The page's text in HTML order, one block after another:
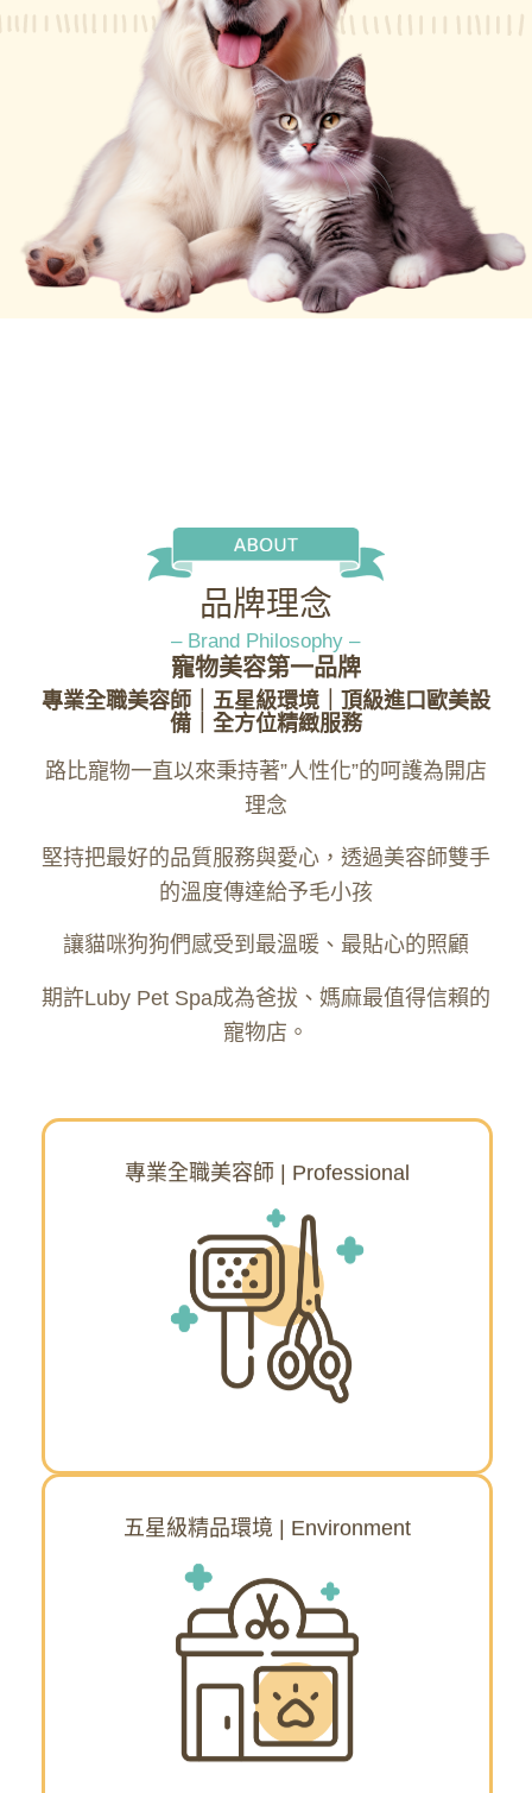
品牌理念
– Brand Philosophy –
寵物美容第一品牌
專業全職美容師｜五星級環境｜頂級進口歐美設
備｜全方位精緻服務
路比寵物一直以來秉持著”人性化”的呵護為開店
理念
堅持把最好的品質服務與愛心，透過美容師雙手
的溫度傳達給予毛小孩
讓貓咪狗狗們感受到最溫暖、最貼心的照顧
期許Luby Pet Spa成為爸拔、媽麻最值得信賴的
寵物店。
專業全職美容師 | Professional
專業全職美容師
最有愛心的寵物服務，沒有實習與兼職，每
位美容師姐姐在技術上都獲得國家檢定認
證，堅持一對一細心呵護，讓毛小孩都能享
受尊爵VIP的服務。隨著寵物市場趨勢持續不
斷的創新及提升技術，Luby Pet Spa把最嚴
謹、精緻、優質的服務帶給所有毛小孩。
五星級精品環境 | Environment
五星級精品環境
位於台北市信義區地段，打造明亮純淨、乾
淨無異味、一塵不染的五星級空間，美容器
具每日消毒殺菌講究衛生清潔，讓毛小孩擁
有頂級精品美容SPA的奢華享受與呵護。